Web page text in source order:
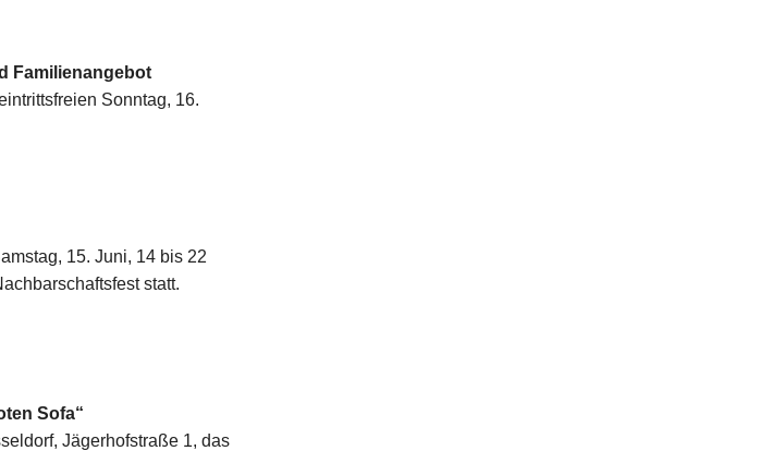
Familienangebot
Sonntag, 16.
15. Juni, 14 bis 22
statt.
Sofa“
Jägerhofstraße 1, das